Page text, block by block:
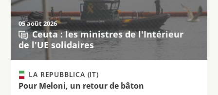
05 août 2026
Ceuta : les ministres de l'Intérieur
de l'UE solidaires
LA REPUBBLICA (IT)
Pour Meloni, un retour de bâton